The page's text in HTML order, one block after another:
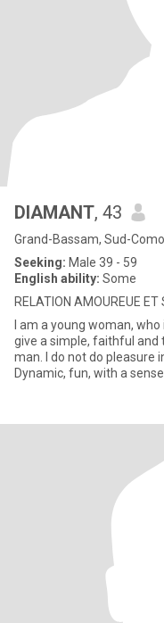
DIAMANT, 43
Grand-Bassam, Sud-
Seeking: Male 39 - 59
English ability: Some
RELATION AMOUREUE ET
I am a young woman,
give a simple, faithful and
man. I do not do pleasure
Dynamic, fun, with a